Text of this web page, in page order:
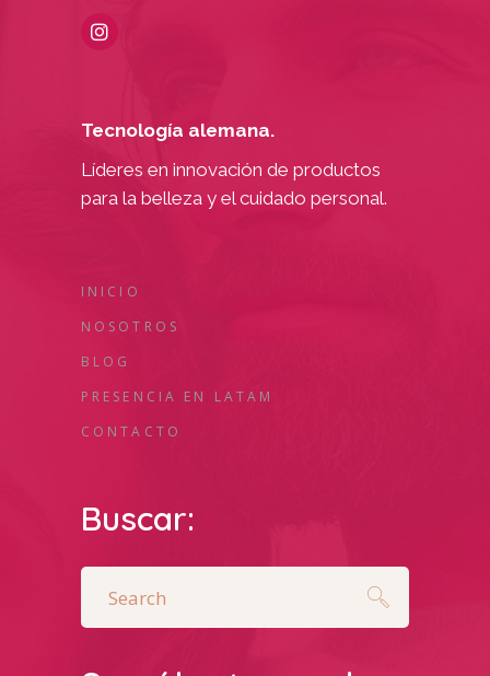
Tecnología alemana.
Líderes en innovación de productos
para la belleza y el cuidado personal.
INICIO
NOSOTROS
BLOG
PRESENCIA EN LATAM
CONTACTO
Buscar:
Search
for: